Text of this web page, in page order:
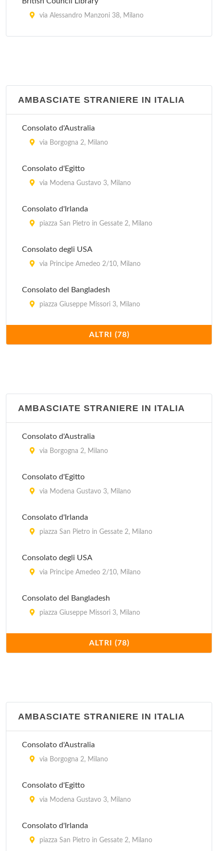
via Alessandro Manzoni 38, Milano
via San Paolo 10, Milano
AMBASCIATE STRANIERE IN ITALIA
Consolato d'Australia
via Borgogna 2, Milano
Consolato d'Egitto
via Modena Gustavo 3, Milano
Consolato d'Irlanda
piazza San Pietro in Gessate 2, Milano
Consolato degli USA
via Principe Amedeo 2/10, Milano
Consolato del Bangladesh
piazza Giuseppe Missori 3, Milano
Consolato del Gambia
via Fontana 4, Milano
Consolato del Guatemala
Consolato del Lesotho
Consolato del Madagascar
Consolato del Malaysia
ALTRI (78)
AMBASCIATE STRANIERE IN ITALIA
Consolato d'Australia
via Borgogna 2, Milano
Consolato d'Egitto
via Modena Gustavo 3, Milano
Consolato d'Irlanda
piazza San Pietro in Gessate 2, Milano
Consolato degli USA
via Principe Amedeo 2/10, Milano
Consolato del Bangladesh
piazza Giuseppe Missori 3, Milano
Consolato del Gambia
via Fontana 4, Milano
Consolato del Guatemala
Consolato del Lesotho
Consolato del Madagascar
Consolato del Malaysia
ALTRI (78)
AMBASCIATE STRANIERE IN ITALIA
Consolato d'Australia
via Borgogna 2, Milano
Consolato d'Egitto
via Modena Gustavo 3, Milano
Consolato d'Irlanda
piazza San Pietro in Gessate 2, Milano